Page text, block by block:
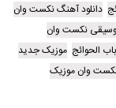
دانلود آهنگ نکست وان
نکست وان
الحوائج موزیک جدید
وان موزیک